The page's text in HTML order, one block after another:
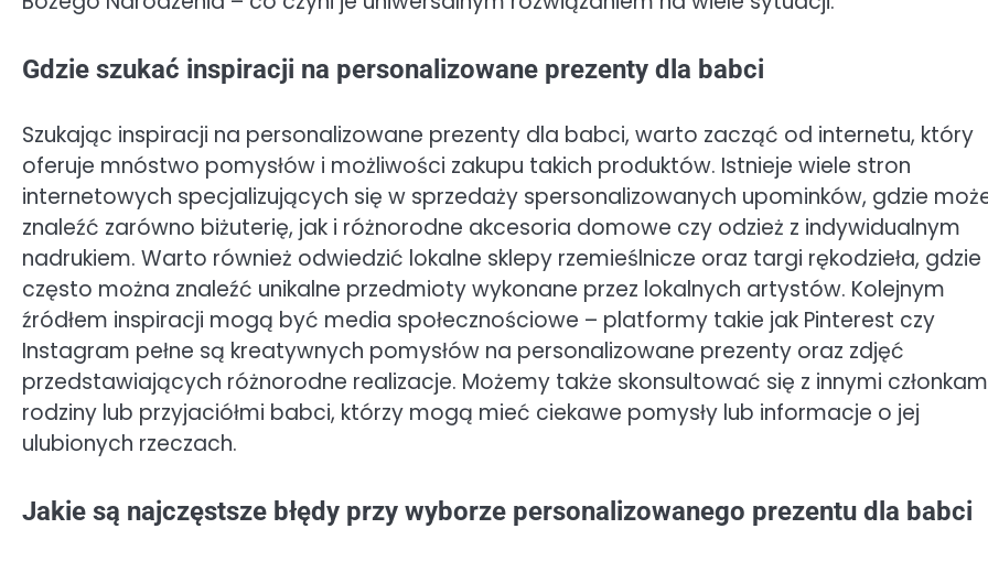
Gdzie szukać inspiracji na personalizowane prezenty dla babci
Szukając inspiracji na personalizowane prezenty dla babci, warto zacząć od internetu, który
oferuje mnóstwo pomysłów i możliwości zakupu takich produktów. Istnieje wiele stron
internetowych specjalizujących się w sprzedaży spersonalizowanych upominków, gdzie
znaleźć zarówno biżuterię, jak i różnorodne akcesoria domowe czy odzież z indywidualnym
nadrukiem. Warto również odwiedzić lokalne sklepy rzemieślnicze oraz targi rękodzieła, gdzie
często można znaleźć unikalne przedmioty wykonane przez lokalnych artystów. Kolejnym
źródłem inspiracji mogą być media społecznościowe – platformy takie jak Pinterest czy
Instagram pełne są kreatywnych pomysłów na personalizowane prezenty oraz zdjęć
przedstawiających różnorodne realizacje. Możemy także skonsultować się z innymi
rodziny lub przyjaciółmi babci, którzy mogą mieć ciekawe pomysły lub informacje o jej
ulubionych rzeczach.
Jakie są najczęstsze błędy przy wyborze personalizowanego prezentu dla babci